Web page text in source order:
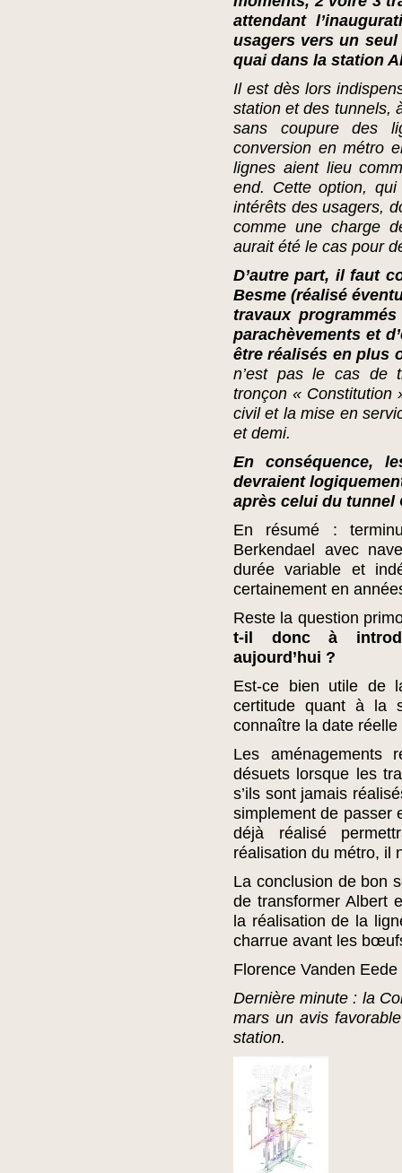
attendant
usagers vers un
quai dans la station
Il est dès lors
station et des tunnels,
sans coupure des
conversion en métro
lignes aient lieu
end. Cette option,
intérêts des usagers,
comme une charge
aurait été le cas pour
D’autre part, il faut
Besme (réalisé
travaux
parachèvements et
être réalisés en plus
n’est pas le cas de
tronçon « Constitution
civil et la mise en
et demi.
En conséquence,
devraient
après celui du tunnel
En résumé :
Berkendael avec
durée variable et
certainement en
Reste la question
t-il donc à
aujourd’hui ?
Est-ce bien utile de
certitude quant à la
connaître la date
Les aménagements
désuets lorsque les
s’ils sont jamais
simplement de passer
déjà réalisé
réalisation du métro, il
La conclusion de bon
de transformer Albert
la réalisation de la
charrue avant les
Florence Vanden Eede
Dernière minute : la
mars un avis
station.